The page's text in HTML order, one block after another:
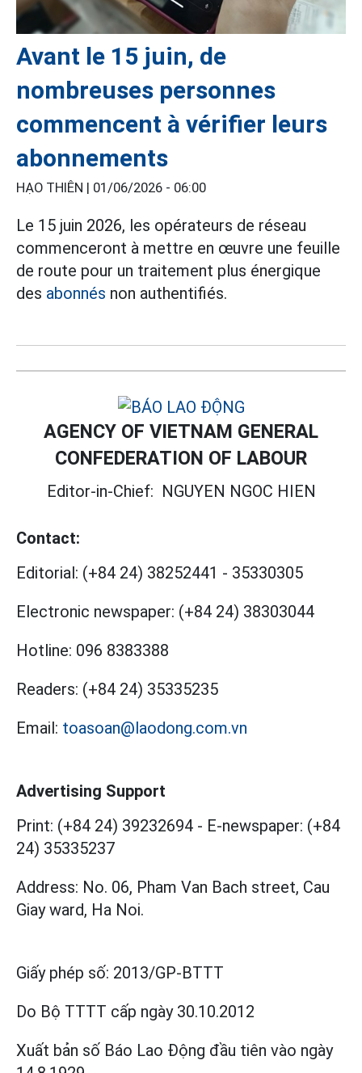
Avant le 15 juin, de
nombreuses personnes
commencent à vérifier leurs
abonnements
HẠO THIÊN | 01/06/2026 - 06:00
Le 15 juin 2026, les opérateurs de réseau
commenceront à mettre en œuvre une feuille
de route pour un traitement plus énergique
des abonnés non authentifiés.
AGENCY OF VIETNAM GENERAL
CONFEDERATION OF LABOUR
Editor-in-Chief: NGUYEN NGOC HIEN
Contact:
Editorial: (+84 24) 38252441 - 35330305
Electronic newspaper: (+84 24) 38303044
Hotline: 096 8383388
Readers: (+84 24) 35335235
Email: toasoan@laodong.com.vn
Advertising Support
Print: (+84 24) 39232694 - E-newspaper: (+84
24) 35335237
Address: No. 06, Pham Van Bach street, Cau
Giay ward, Ha Noi.
Giấy phép số: 2013/GP-BTTT
Do Bộ TTTT cấp ngày 30.10.2012
Xuất bản số Báo Lao Động đầu tiên vào ngày